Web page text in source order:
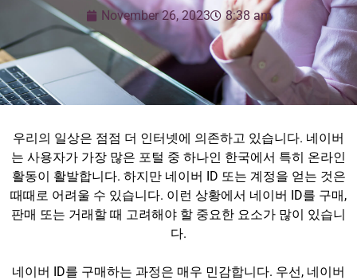
November 26, 2023 8:38 am
우리의 일상은 점점 더 인터넷에 의존하고 있습니다. 네이버
는 사용자가 가장 많은 포털 중 하나인 한국에서 특히 온라인
활동이 활발합니다. 하지만 네이버 ID 또는 계정을 얻는 것은
때때로 어려울 수 있습니다. 이런 상황에서 네이버 ID를 구매,
판매 또는 거래할 때 고려해야 할 중요한 요소가 많이 있습니
다.
네이버 ID를 구매하는 과정은 매우 민감합니다. 우선, 네이버